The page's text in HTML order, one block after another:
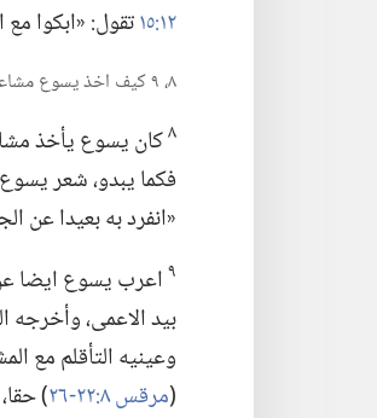
١٢:‏١٥
تقول:‏ «ابكوا مع
٨،‏ ٩ كيف اخذ يسوع مشاعر الآخرين في الاعتبار؟‏
٨كان يسوع يأخذ
فكما يبدو،‏ شعر
«انفرد به بعيدا عن
٩اعرب يسوع ايضا
بيد الاعمى،‏ وأخرجه
وعينيه التأقلم مع
(‏مرقس ٨:‏​٢٢-‏٢٦ ‏)‏